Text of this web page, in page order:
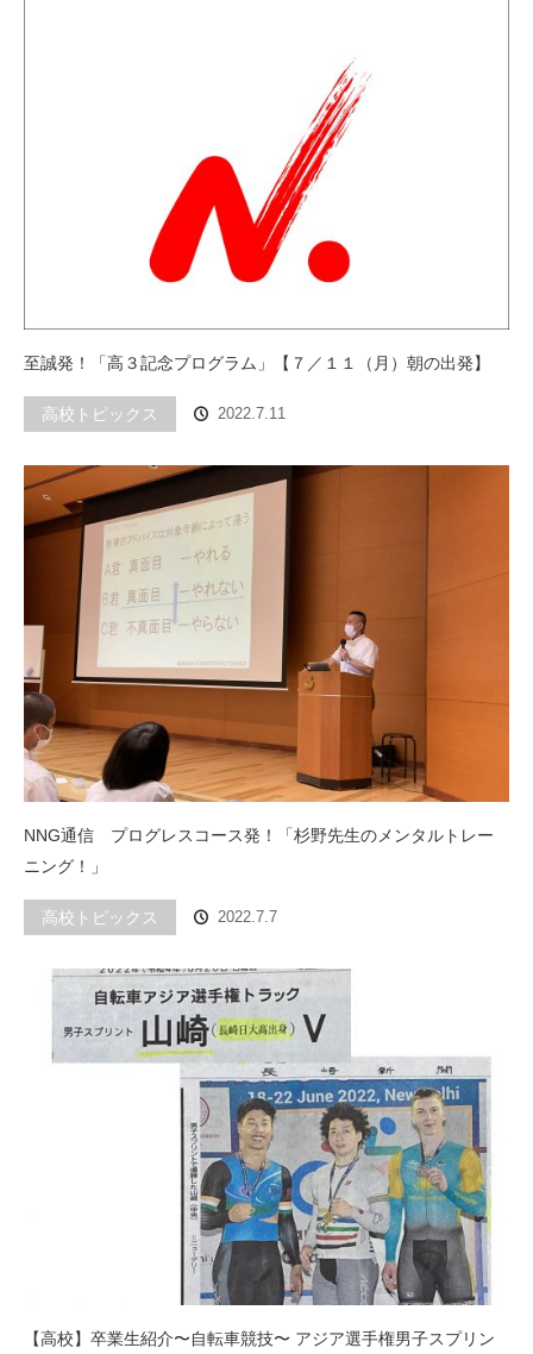
至誠発！「高３記念プログラム」【７／１１（月）朝の出発】
高校トピックス 2022.7.11
NNG通信 プログレスコース発！「杉野先生のメンタルトレー
ニング！」
高校トピックス 2022.7.7
【高校】卒業生紹介〜自転車競技〜 アジア選手権男子スプリン